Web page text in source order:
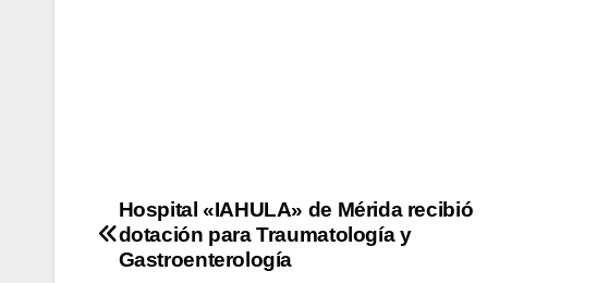
​Hospital «IAHULA» de Mérida recibió
dotación para Traumatología y
Gastroenterología